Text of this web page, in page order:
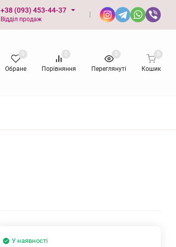
+38 (093) 453-44-37
Відділ продаж
Обране
0
Порівняння
0
Переглянуті
0
Кошик
0
У наявності